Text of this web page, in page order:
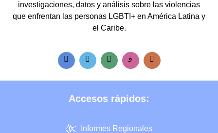
investigaciones, datos y análisis sobre las violencias
que enfrentan las personas LGBTI+ en América Latina y
el Caribe.
Accesos rápidos:
Informes Regionales